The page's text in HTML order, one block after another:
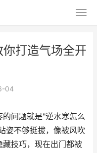
打造气场全开
04
问题就是"逆水寒怎么
姿不够挺拔，像被风吹
技巧，现在出门都被